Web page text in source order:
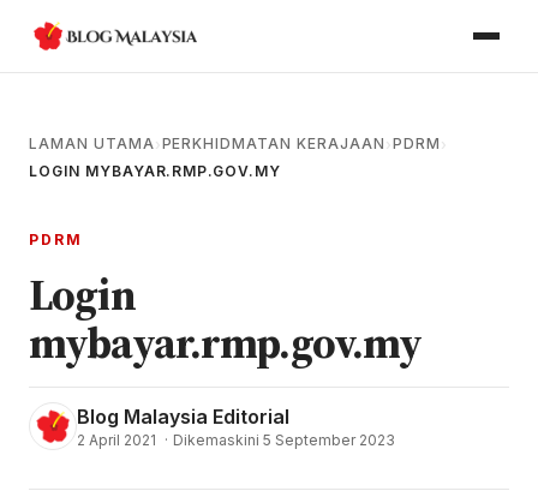
LAMAN UTAMA› PERKHIDMATAN KERAJAAN › PDRM ›
LOGIN MYBAYAR.RMP.GOV.MY
PDRM
Login
mybayar.rmp.gov.my
Blog Malaysia Editorial
2 April 2021 · Dikemaskini 5 September 2023